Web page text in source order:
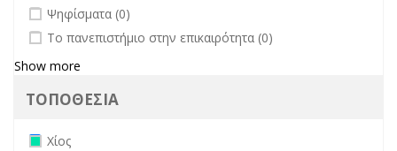
undefined
Ψηφίσματα (0)
undefined
Το πανεπιστήμιο στην επικαιρότητα (0)
Show more
ΤΟΠΟΘΕΣΙΑ
Remove Χίος filter
Χίος